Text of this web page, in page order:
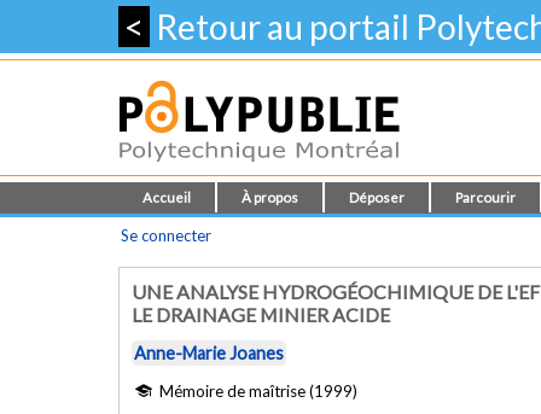
< Retour au portail
Accueil À propos Déposer Parcourir
Se connecter
UNE ANALYSE HYDROGÉOCHIMIQUE DE
LE DRAINAGE MINIER ACIDE
Anne-Marie Joanes
Mémoire de maîtrise (1999)